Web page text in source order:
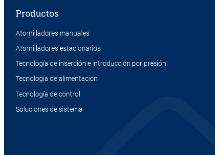
Productos
Atornilladores manuales
Atornilladores estacionarios
Tecnología de inserción e introducción por presión
Tecnología de alimentación
Tecnología de control
Soluciones de sistema